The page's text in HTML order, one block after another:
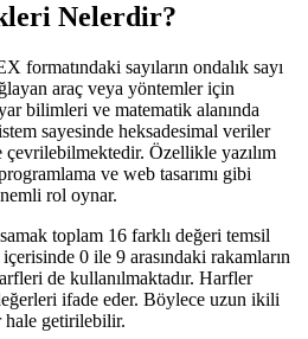
Nelerdir?
formatındaki sayıların ondalık sayı
araç veya yöntemler için
bilimleri ve matematik alanında
sayesinde heksadesimal veriler
çevrilebilmektedir. Özellikle yazılım
ve web tasarımı gibi
rol oynar.
toplam 16 farklı değeri temsil
0 ile 9 arasındaki rakamların
de kullanılmaktadır. Harfler
ifade eder. Böylece uzun ikili
hale getirilebilir.